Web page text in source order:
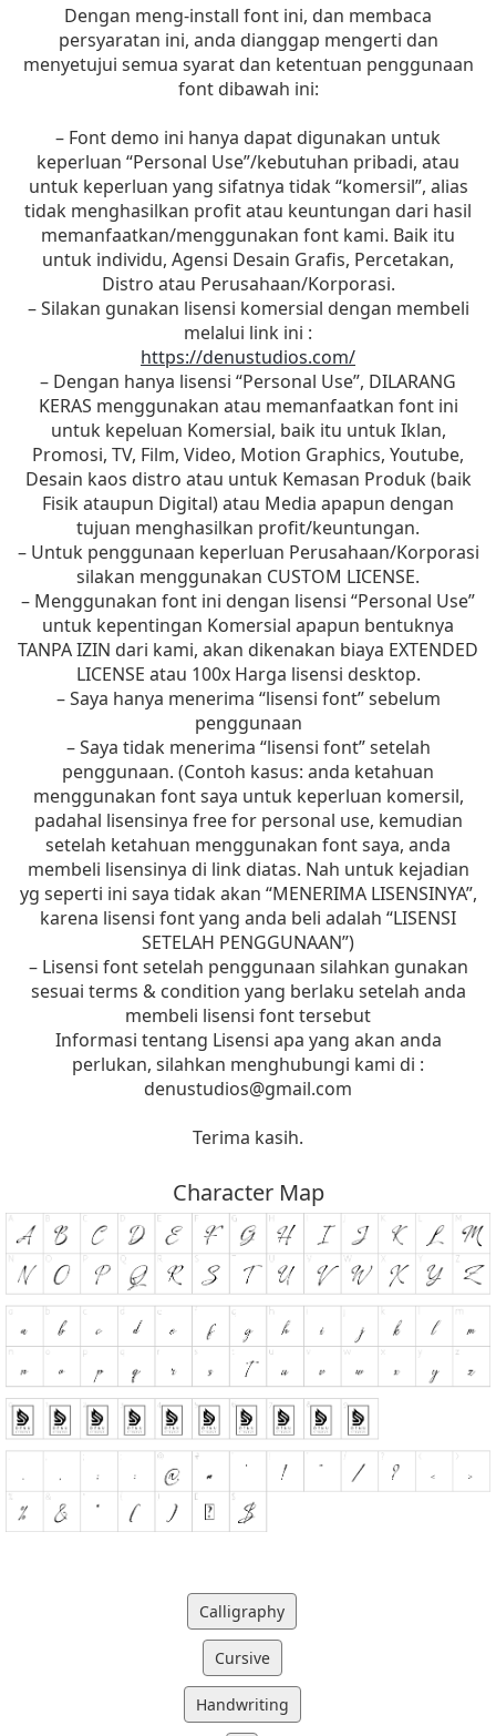
Dengan meng-install font ini, dan membaca
persyaratan ini, anda dianggap mengerti dan
menyetujui semua syarat dan ketentuan penggunaan
font dibawah ini:
– Font demo ini hanya dapat digunakan untuk
keperluan “Personal Use”/kebutuhan pribadi, atau
untuk keperluan yang sifatnya tidak “komersil”, alias
tidak menghasilkan profit atau keuntungan dari hasil
memanfaatkan/menggunakan font kami. Baik itu
untuk individu, Agensi Desain Grafis, Percetakan,
Distro atau Perusahaan/Korporasi.
– Silakan gunakan lisensi komersial dengan membeli
melalui link ini :
https://denustudios.com/
– Dengan hanya lisensi “Personal Use”, DILARANG
KERAS menggunakan atau memanfaatkan font ini
untuk kepeluan Komersial, baik itu untuk Iklan,
Promosi, TV, Film, Video, Motion Graphics, Youtube,
Desain kaos distro atau untuk Kemasan Produk (baik
Fisik ataupun Digital) atau Media apapun dengan
tujuan menghasilkan profit/keuntungan.
– Untuk penggunaan keperluan Perusahaan/Korporasi
silakan menggunakan CUSTOM LICENSE.
– Menggunakan font ini dengan lisensi “Personal Use”
untuk kepentingan Komersial apapun bentuknya
TANPA IZIN dari kami, akan dikenakan biaya EXTENDED
LICENSE atau 100x Harga lisensi desktop.
– Saya hanya menerima “lisensi font” sebelum
penggunaan
– Saya tidak menerima “lisensi font” setelah
penggunaan. (Contoh kasus: anda ketahuan
menggunakan font saya untuk keperluan komersil,
padahal lisensinya free for personal use, kemudian
setelah ketahuan menggunakan font saya, anda
membeli lisensinya di link diatas. Nah untuk kejadian
yg seperti ini saya tidak akan “MENERIMA LISENSINYA”,
karena lisensi font yang anda beli adalah “LISENSI
SETELAH PENGGUNAAN”)
– Lisensi font setelah penggunaan silahkan gunakan
sesuai terms & condition yang berlaku setelah anda
membeli lisensi font tersebut
Informasi tentang Lisensi apa yang akan anda
perlukan, silahkan menghubungi kami di :
denustudios@gmail.com
Terima kasih.
Character Map
Calligraphy
Cursive
Handwriting